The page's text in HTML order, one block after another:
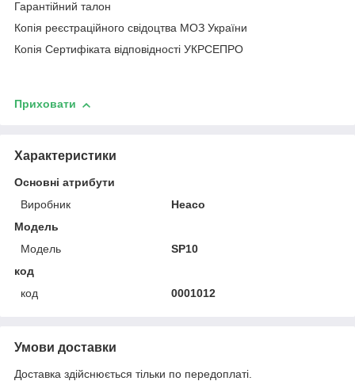
Гарантійний талон
Копія реєстраційного свідоцтва МОЗ України
Копія Сертифіката відповідності УКРСЕПРО
Приховати
Характеристики
Основні атрибути
Виробник
Heaco
Модель
Модель
SP10
код
код
0001012
Умови доставки
Доставка здійснюється тільки по передоплаті.